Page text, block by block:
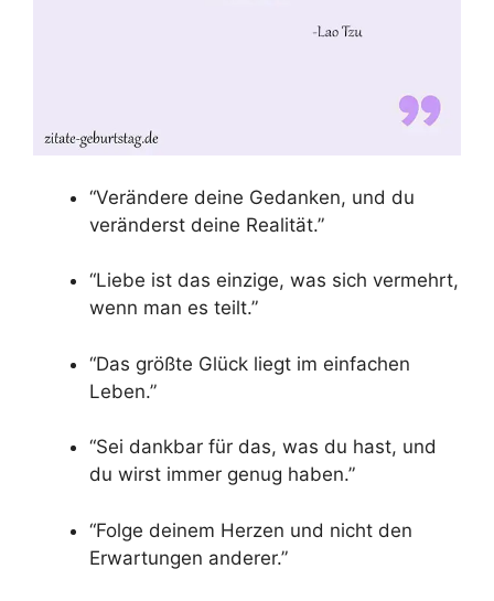
“Verändere deine Gedanken, und du
veränderst deine Realität.”
“Liebe ist das einzige, was sich vermehrt,
wenn man es teilt.”
“Das größte Glück liegt im einfachen
Leben.”
“Sei dankbar für das, was du hast, und
du wirst immer genug haben.”
“Folge deinem Herzen und nicht den
Erwartungen anderer.”